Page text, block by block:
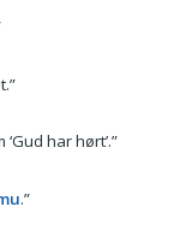
har hørt’.”
.”